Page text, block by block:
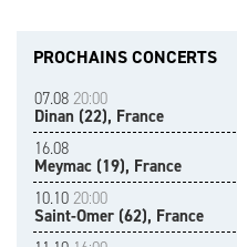
PROCHAINS CONCERTS
07.08 20:00
Dinan (22), France
16.08
Meymac (19), France
10.10 20:00
Saint-Omer (62), France